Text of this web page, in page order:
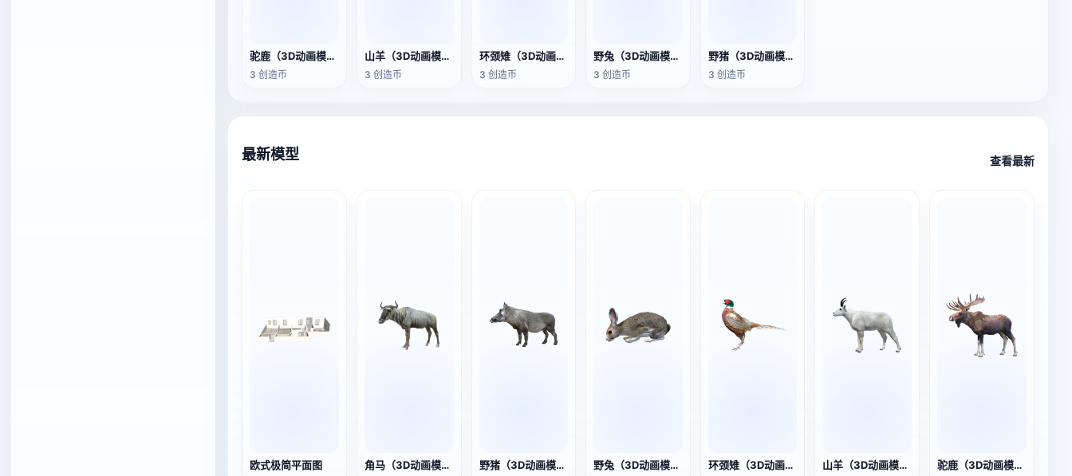
驼鹿（3D动画模型）
3 创造币
山羊（3D动画模型）
3 创造币
环颈雉（3D动画模型）
3 创造币
野兔（3D动画模型）
3 创造币
野猪（3D动画模型）
3 创造币
最新模型 查看最新
欧式极简平面图 角马（3D动画模型） 野猪（3D动画模型） 野兔（3D动画模型） 环颈雉（3D动画模型） 山羊（3D动画模型） 驼鹿（3D动画模型）